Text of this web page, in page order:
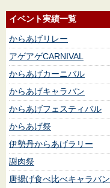
イベント実績一覧
からあげリレー
アゲアゲCARNIVAL
からあげカーニバル
からあげキャラバン
からあげフェスティバル
からあげ祭
伊勢丹からあげラリー
謝肉祭
唐揚げ食べ比べキャラバン